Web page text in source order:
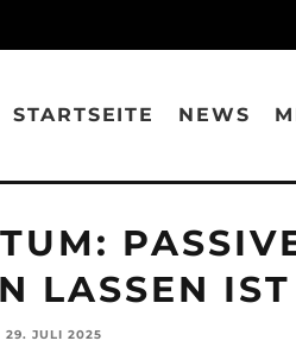
STARTSEITE NEWS
LASSEN
29. JULI 2025